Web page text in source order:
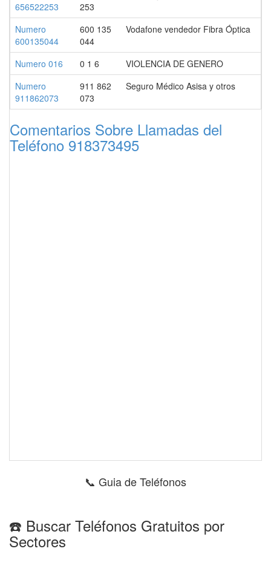
656522253
253
Numero
600135044
600 135
044
Vodafone vendedor Fibra Óptica
Numero 016 0 1 6
VIOLENCIA DE GENERO
Numero
911862073
911 862
073
Seguro Médico Asisa y otros
Comentarios Sobre Llamadas del
Teléfono 918373495
📞 Guia de Teléfonos
☎️ Buscar Teléfonos Gratuitos por
Sectores